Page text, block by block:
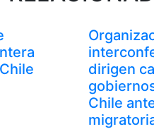
dirigen
Chile